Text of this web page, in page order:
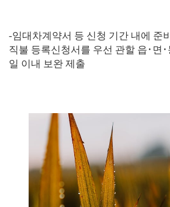
-임대차계약서 등 신청 기간 내에 준
직불 등록신청서를 우선 관할 읍 ･ 면 ･
일 이내 보완 제출